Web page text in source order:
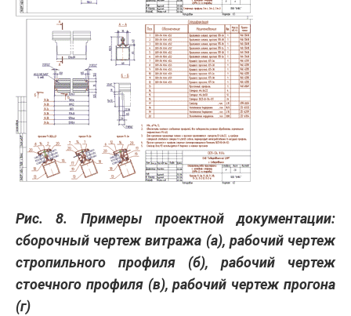
Рис. 8. Примеры проектной документации:
сборочный чертеж витража (а), рабочий чертеж
стропильного профиля (б), рабочий чертеж
стоечного профиля (в), рабочий чертеж прогона
(г)